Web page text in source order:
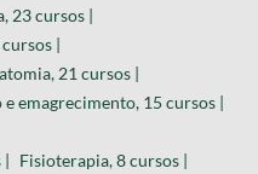
23 cursos |
|
21 cursos |
emagrecimento, 15 cursos |
| Fisioterapia, 8 cursos |